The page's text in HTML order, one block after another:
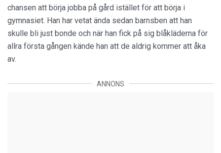
chansen att börja jobba på gård istället för att börja i
gymnasiet. Han har vetat ända sedan barnsben att han
skulle bli just bonde och när han fick på sig blåkläderna för
allra första gången kände han att de aldrig kommer att åka
av.
ANNONS